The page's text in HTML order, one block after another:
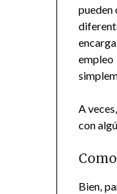
pueden
empleo
A
con
Bien,